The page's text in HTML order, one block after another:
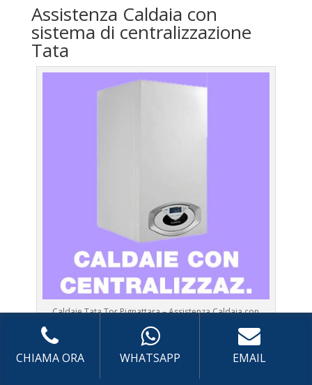
Assistenza Caldaia con
sistema di centralizzazione
Tata
Caldaie Tata Tor Pignattara – Assistenza Caldaia con
sistema di centralizzazione a Roma
Prima AccensioneCaldaia con sistema di
centralizzazione Tata Tor Pignattara
CHIAMA ORA WHATSAPP EMAIL